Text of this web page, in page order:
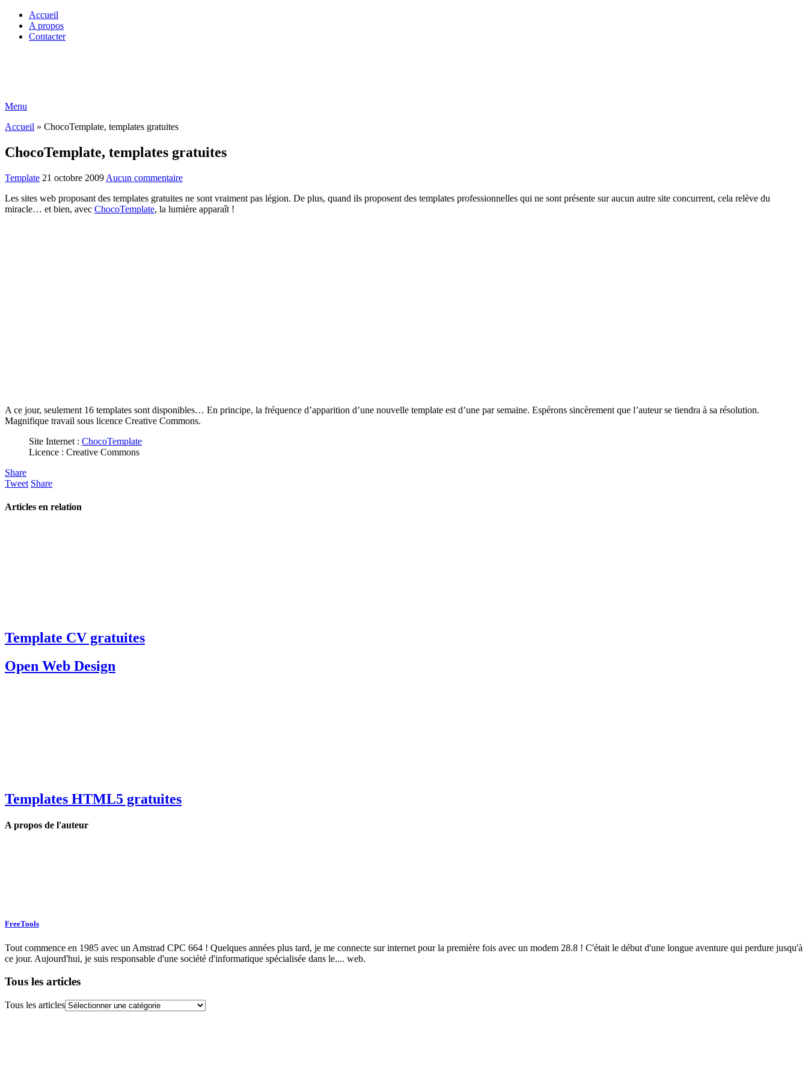
Accueil
A propos
Contacter
Menu
Accueil » ChocoTemplate, templates gratuites
ChocoTemplate, templates gratuites
Template 21 octobre 2009 Aucun commentaire
Les sites web proposant des templates gratuites ne sont vraiment pas légion. De plus, quand ils proposent des templates professionnelles qui ne sont présente sur aucun autre site concurrent, cela relève du
miracle… et bien, avec ChocoTemplate, la lumière apparaît !
A ce jour, seulement 16 templates sont disponibles… En principe, la fréquence d’apparition d’une nouvelle template est d’une par semaine. Espérons sincèrement que l’auteur se tiendra à sa résolution.
Magnifique travail sous licence Creative Commons.
Site Internet : ChocoTemplate
Licence : Creative Commons
Share
Tweet Share
Articles en relation
Template CV gratuites
Open Web Design
Templates HTML5 gratuites
A propos de l'auteur
FreeTools
Tout commence en 1985 avec un Amstrad CPC 664 ! Quelques années plus tard, je me connecte sur internet pour la première fois avec un modem 28.8 ! C'était le début d'une longue aventure qui perdure jusqu'à
ce jour. Aujourd'hui, je suis responsable d'une société d'informatique spécialisée dans le.... web.
Tous les articles
Tous les articles